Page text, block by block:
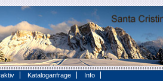
Kataloganfrage Info